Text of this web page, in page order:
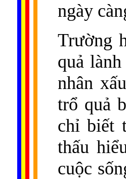
ngày
Trường
quả
nhân
trổ quả
chỉ biết
thấu
cuộc